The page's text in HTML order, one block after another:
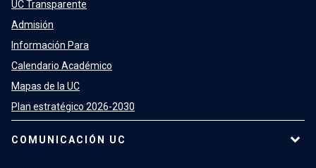
UC Transparente
Admisión
Información Para
Calendario Académico
Mapas de la UC
Plan estratégico 2026-2030
COMUNICACIÓN UC